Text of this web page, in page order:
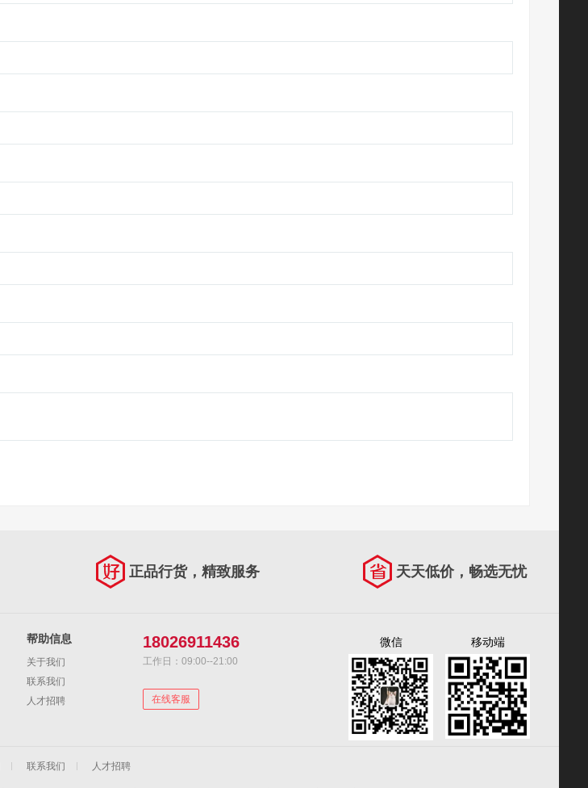
正品行货，精致服务 天天低价，畅选无忧
帮助信息
关于我们
联系我们
人才招聘
18026911436
工作日：09:00--21:00
在线客服
微信 移动端
联系我们 人才招聘